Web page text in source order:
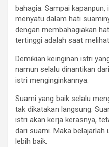
bahagia. Sampai
menyatu dalam hati
dengan membahagiakan
tertinggi adalah saat
Demikian keinginan istri
namun selalu dinantikan
istri menginginkannya.
Suami yang baik selalu
tak dikatakan langsung.
istri akan kerja kerasnya,
dari suami. Maka belajarlah
lebih baik.